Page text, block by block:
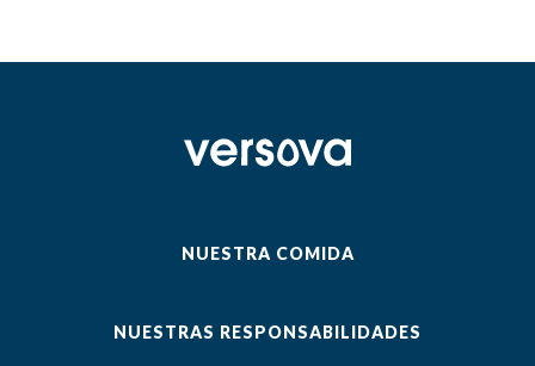
NUESTRA COMIDA
NUESTRAS RESPONSABILIDADES